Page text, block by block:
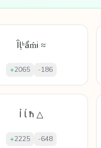
Ȋḷʰẩḿi ≈
+2065 -186
Ỉ ĺ ħ △
+2225 -648